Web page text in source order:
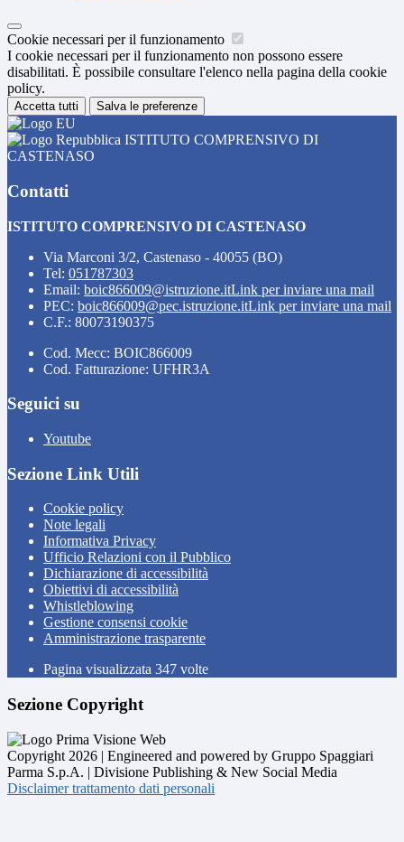
Cookie necessari per il funzionamento
I cookie necessari per il funzionamento non possono essere
disabilitati. È possibile consultare l'elenco nella pagina della cookie
policy.
Accetta tutti Salva le preferenze
ISTITUTO COMPRENSIVO DI
CASTENASO
Contatti
ISTITUTO COMPRENSIVO DI CASTENASO
Via Marconi 3/2, Castenaso - 40055 (BO)
Tel: 051787303
Email: boic866009@istruzione.itLink per inviare una mail
PEC: boic866009@pec.istruzione.itLink per inviare una mail
C.F.: 80073190375
Cod. Mecc: BOIC866009
Cod. Fatturazione: UFHR3A
Seguici su
Youtube
Sezione Link Utili
Cookie policy
Note legali
Informativa Privacy
Ufficio Relazioni con il Pubblico
Dichiarazione di accessibilità
Obiettivi di accessibilità
Whistleblowing
Gestione consensi cookie
Amministrazione trasparente
Pagina visualizzata 347 volte
Sezione Copyright
Copyright 2026 | Engineered and powered by Gruppo Spaggiari
Parma S.p.A. | Divisione Publishing & New Social Media
Disclaimer trattamento dati personali